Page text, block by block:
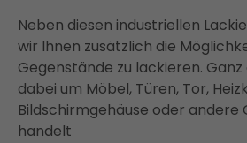
Neben diesen industriellen
wir Ihnen zusätzlich die
Gegenstände zu lackieren.
dabei um Möbel, Türen, Tor,
Bildschirmgehäuse oder andere
handelt